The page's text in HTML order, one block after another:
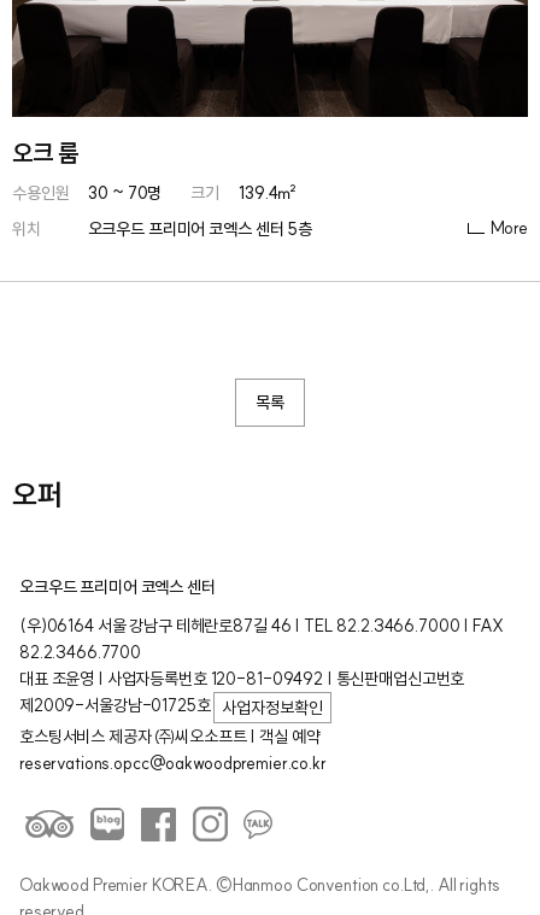
오크 룸
수용인원 30 ~ 70명 크기
139.4㎡
위치
오크우드 프리미어 코엑스 센터 5층 More
목록
오퍼
오크우드 프리미어 코엑스 센터
(우)06164 서울 강남구 테헤란로87길 46 | TEL 82.2.3466.7000 | FAX
82.2.3466.7700
대표 조윤영 | 사업자등록번호 120-81-09492 | 통신판매업신고번호
제2009-서울강남-01725호 사업자정보확인
호스팅서비스 제공자 ㈜씨오소프트 | 객실 예약
reservations.opcc@oakwoodpremier.co.kr
Oakwood Premier KOREA. ©Hanmoo Convention co.Ltd,. All rights